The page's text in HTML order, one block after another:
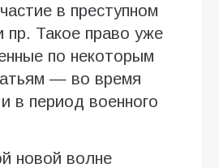
в преступном
пр. Такое право уже
по некоторым
— во время
в период военного
новой волне